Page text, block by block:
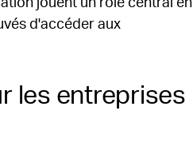
d'accéder aux
les entreprises